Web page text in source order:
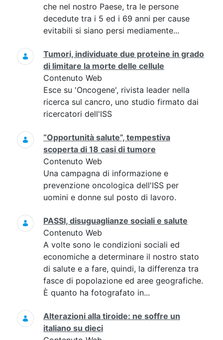
che nel nostro Paese, tra le persone
decedute tra i 5 ed i 69 anni per cause
evitabili si siano persi mediamente...
Tumori, individuate due proteine in grado
di limitare la morte delle cellule
Contenuto Web
Esce su 'Oncogene', rivista leader nella
ricerca sul cancro, uno studio firmato dai
ricercatori dell'ISS
“Opportunità salute”, tempestiva
scoperta di 18 casi di tumore
Contenuto Web
Una campagna di informazione e
prevenzione oncologica dell'ISS per
uomini e donne sul posto di lavoro.
PASSI, disuguaglianze sociali e salute
Contenuto Web
A volte sono le condizioni sociali ed
economiche a determinare il nostro stato
di salute e a fare, quindi, la differenza tra
fasce di popolazione ed aree geografiche.
È quanto ha fotografato in...
Alterazioni alla tiroide: ne soffre un
italiano su dieci